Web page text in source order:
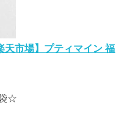
天市場】プティマイン 福
☆